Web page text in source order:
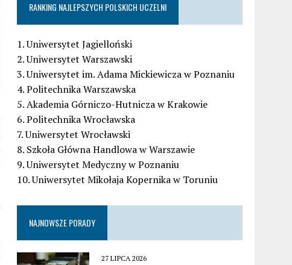
RANKING NAJLEPSZYCH POLSKICH UCZELNI
1. Uniwersytet Jagielloński
2. Uniwersytet Warszawski
3. Uniwersytet im. Adama Mickiewicza w Poznaniu
4. Politechnika Warszawska
5. Akademia Górniczo-Hutnicza w Krakowie
6. Politechnika Wrocławska
7. Uniwersytet Wrocławski
8. Szkoła Główna Handlowa w Warszawie
9. Uniwersytet Medyczny w Poznaniu
10. Uniwersytet Mikołaja Kopernika w Toruniu
NAJNOWSZE PORADY
27 LIPCA 2026